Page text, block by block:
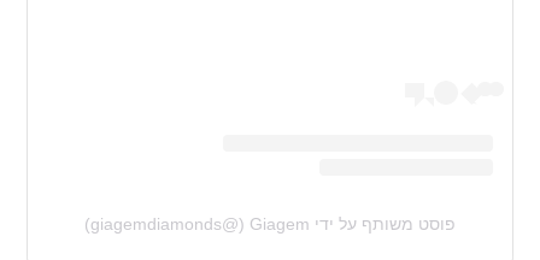
פוסט משותף על ידי ‏‎Giagem‎‏ (@‏‎giagemdiamonds‎‏)